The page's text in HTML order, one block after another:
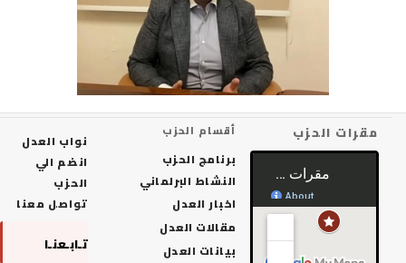
الحزب أقسام الحزب
برنامج الحزب
النشاط البرلماني
اخبار العدل
مقالات العدل
بيانات العدل
نواب العدل
انضم الي
تواصل معنا
تـابـعنـا